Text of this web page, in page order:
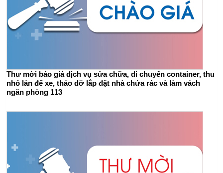
Thư mời báo giá dịch vụ sửa chữa, di chuyển container, thu
nhỏ lán để xe, tháo dỡ lắp đặt nhà chứa rác và làm vách
ngăn phòng 113